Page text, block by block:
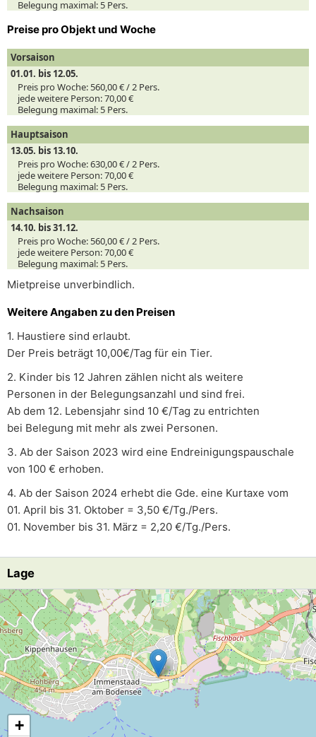
Belegung maximal: 5 Pers.
Preise pro Objekt und Woche
Vorsaison
01.01. bis 12.05.
Preis pro Woche: 560,00 € /2 Pers.
jede weitere Person:70,00 €
Belegung maximal: 5 Pers.
Hauptsaison
13.05. bis 13.10.
Preis pro Woche:630,00 € /2 Pers.
jede weitere Person:70,00 €
Belegung maximal: 5 Pers.
Nachsaison
14.10. bis 31.12.
Preis pro Woche: 560,00 € /2 Pers.
jede weitere Person:70,00 €
Belegung maximal: 5 Pers.
Mietpreise unverbindlich.
Weitere Angaben zu den Preisen
1. Haustiere sind erlaubt.
Der Preis beträgt 10,00€/Tag für ein Tier.
2. Kinder bis 12 Jahren zählen nicht als weitere
Personen in der Belegungsanzahl und sind frei.
Ab dem 12. Lebensjahr sind 10 €/Tag zu entrichten
bei Belegung mit mehr als zwei Personen.
3. Ab der Saison 2023 wird eine Endreinigungspauschale
von 100 € erhoben.
4. Ab der Saison 2024 erhebt die Gde. eine Kurtaxe vom
01. April bis 31. Oktober = 3,50 €/Tg./Pers.
01. November bis 31. März = 2,20 €/Tg./Pers.
Lage
Lade Lageplan
+